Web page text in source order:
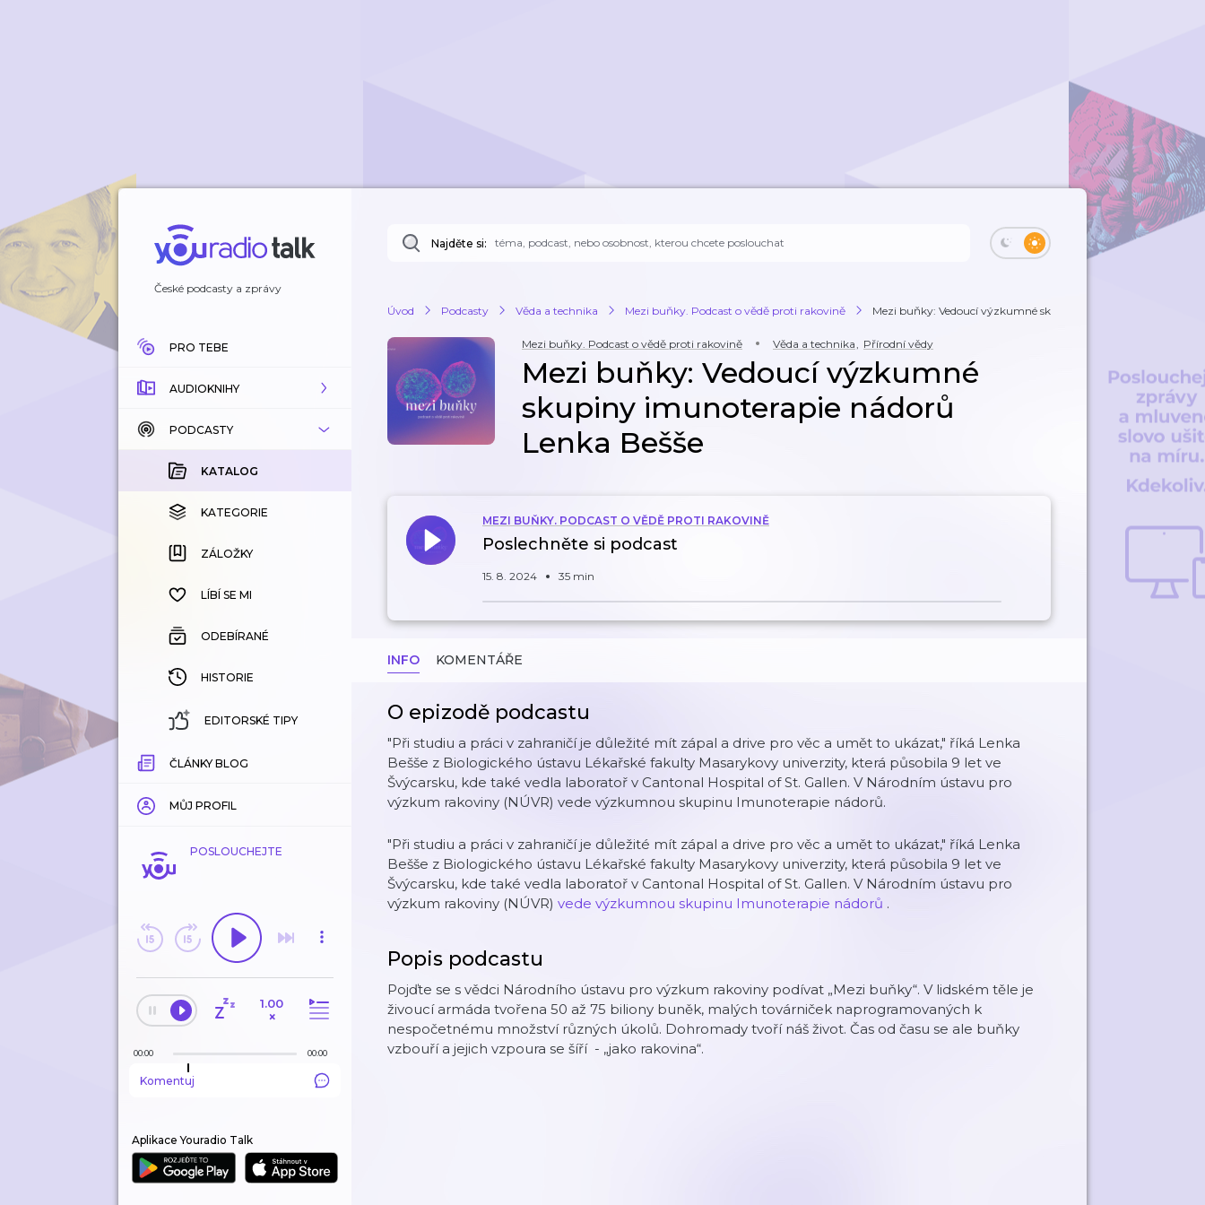
České podcasty a zprávy
PRO TEBE
AUDIOKNIHY
KATALOG
KOUPENÉ
KATEGORIE
ZÁLOŽKY
HISTORIE
PODCASTY
KATALOG
KATEGORIE
ZÁLOŽKY
LÍBÍ SE MI
ODEBÍRANÉ
HISTORIE
EDITORSKÉ TIPY
ČLÁNKY BLOG
MŮJ PROFIL
POSLOUCHEJTE
1.00
×
00:00 00:00
Komentuj
Aplikace Youradio Talk
Najděte si:
Úvod Podcasty Věda a technika Mezi buňky. Podcast o vědě proti rakovině Mezi buňky: Vedoucí výzkumné skupiny imun...
Mezi buňky. Podcast o vědě proti rakovině Věda a technika, Přírodní vědy
Mezi buňky: Vedoucí výzkumné
skupiny imunoterapie nádorů
Lenka Bešše
MEZI BUŇKY. PODCAST O VĚDĚ PROTI RAKOVINĚ
Poslechněte si podcast
15. 8. 2024 35 min
INFO KOMENTÁŘE
O epizodě podcastu
"Při studiu a práci v zahraničí je důležité mít zápal a drive pro věc a umět to ukázat," říká Lenka
Bešše z Biologického ústavu Lékařské fakulty Masarykovy univerzity, která působila 9 let ve
Švýcarsku, kde také vedla laboratoř v Cantonal Hospital of St. Gallen. V Národním ústavu pro
výzkum rakoviny (NÚVR) vede výzkumnou skupinu Imunoterapie nádorů.
"Při studiu a práci v zahraničí je důležité mít zápal a drive pro věc a umět to ukázat," říká Lenka
Bešše z Biologického ústavu Lékařské fakulty Masarykovy univerzity, která působila 9 let ve
Švýcarsku, kde také vedla laboratoř v Cantonal Hospital of St. Gallen. V Národním ústavu pro
výzkum rakoviny (NÚVR) vede výzkumnou skupinu Imunoterapie nádorů .
Popis podcastu
Pojďte se s vědci Národního ústavu pro výzkum rakoviny podívat „Mezi buňky“. V lidském těle je
živoucí armáda tvořena 50 až 75 biliony buněk, malých továrniček naprogramovaných k
nespočetnému množství různých úkolů. Dohromady tvoří náš život. Čas od času se ale buňky
vzbouří a jejich vzpoura se šíří - „jako rakovina“.